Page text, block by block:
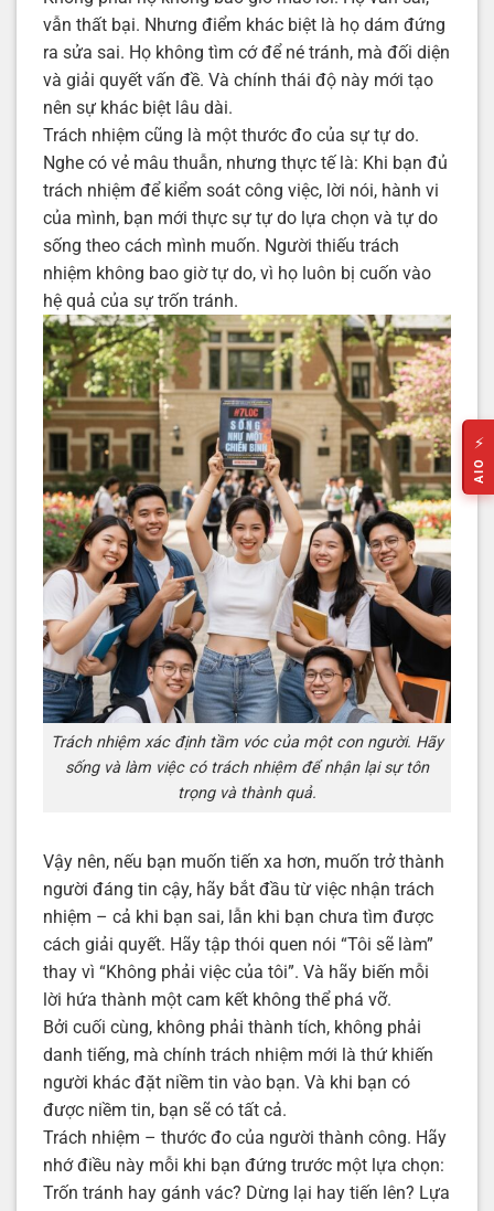
vẫn thất bại. Nhưng điểm khác biệt là họ dám đứng
ra sửa sai. Họ không tìm cớ để né tránh, mà đối diện
và giải quyết vấn đề. Và chính thái độ này mới tạo
nên sự khác biệt lâu dài.
Trách nhiệm cũng là một thước đo của sự tự do.
Nghe có vẻ mâu thuẫn, nhưng thực tế là: Khi bạn đủ
trách nhiệm để kiểm soát công việc, lời nói, hành vi
của mình, bạn mới thực sự tự do lựa chọn và tự do
sống theo cách mình muốn. Người thiếu trách
nhiệm không bao giờ tự do, vì họ luôn bị cuốn vào
hệ quả của sự trốn tránh.
Trách nhiệm xác định tầm vóc của một con người. Hãy
sống và làm việc có trách nhiệm để nhận lại sự tôn
trọng và thành quả.
Vậy nên, nếu bạn muốn tiến xa hơn, muốn trở thành
người đáng tin cậy, hãy bắt đầu từ việc nhận trách
nhiệm – cả khi bạn sai, lẫn khi bạn chưa tìm được
cách giải quyết. Hãy tập thói quen nói “Tôi sẽ làm”
thay vì “Không phải việc của tôi”. Và hãy biến mỗi
lời hứa thành một cam kết không thể phá vỡ.
Bởi cuối cùng, không phải thành tích, không phải
danh tiếng, mà chính trách nhiệm mới là thứ khiến
người khác đặt niềm tin vào bạn. Và khi bạn có
được niềm tin, bạn sẽ có tất cả.
Trách nhiệm – thước đo của người thành công. Hãy
nhớ điều này mỗi khi bạn đứng trước một lựa chọn:
Trốn tránh hay gánh vác? Dừng lại hay tiến lên? Lựa
⚡
AIO